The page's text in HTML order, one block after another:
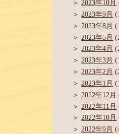
2023年10月
2023年9月
2023年8月
2023年5月
2023年4月
2023年3月
2023年2月
2023年1月
2022年12月
2022年11月
2022年10月
2022年9月